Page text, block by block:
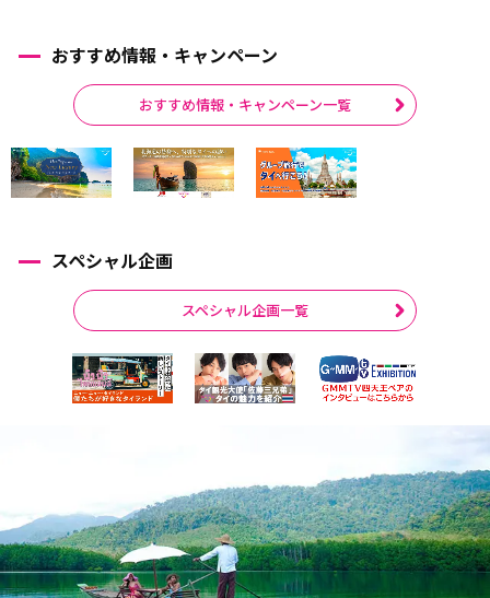
おすすめ情報・キャンペーン
おすすめ情報・キャンペーン一覧
スペシャル企画
スペシャル企画一覧